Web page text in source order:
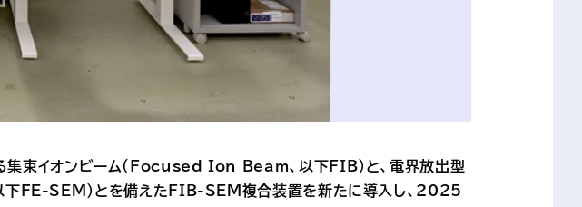
集束イオンビーム（Focused Ion Beam、以下FIB）と、電界放出型
SEM）とを備えたFIB-SEM複合装置を新たに導入し、2025